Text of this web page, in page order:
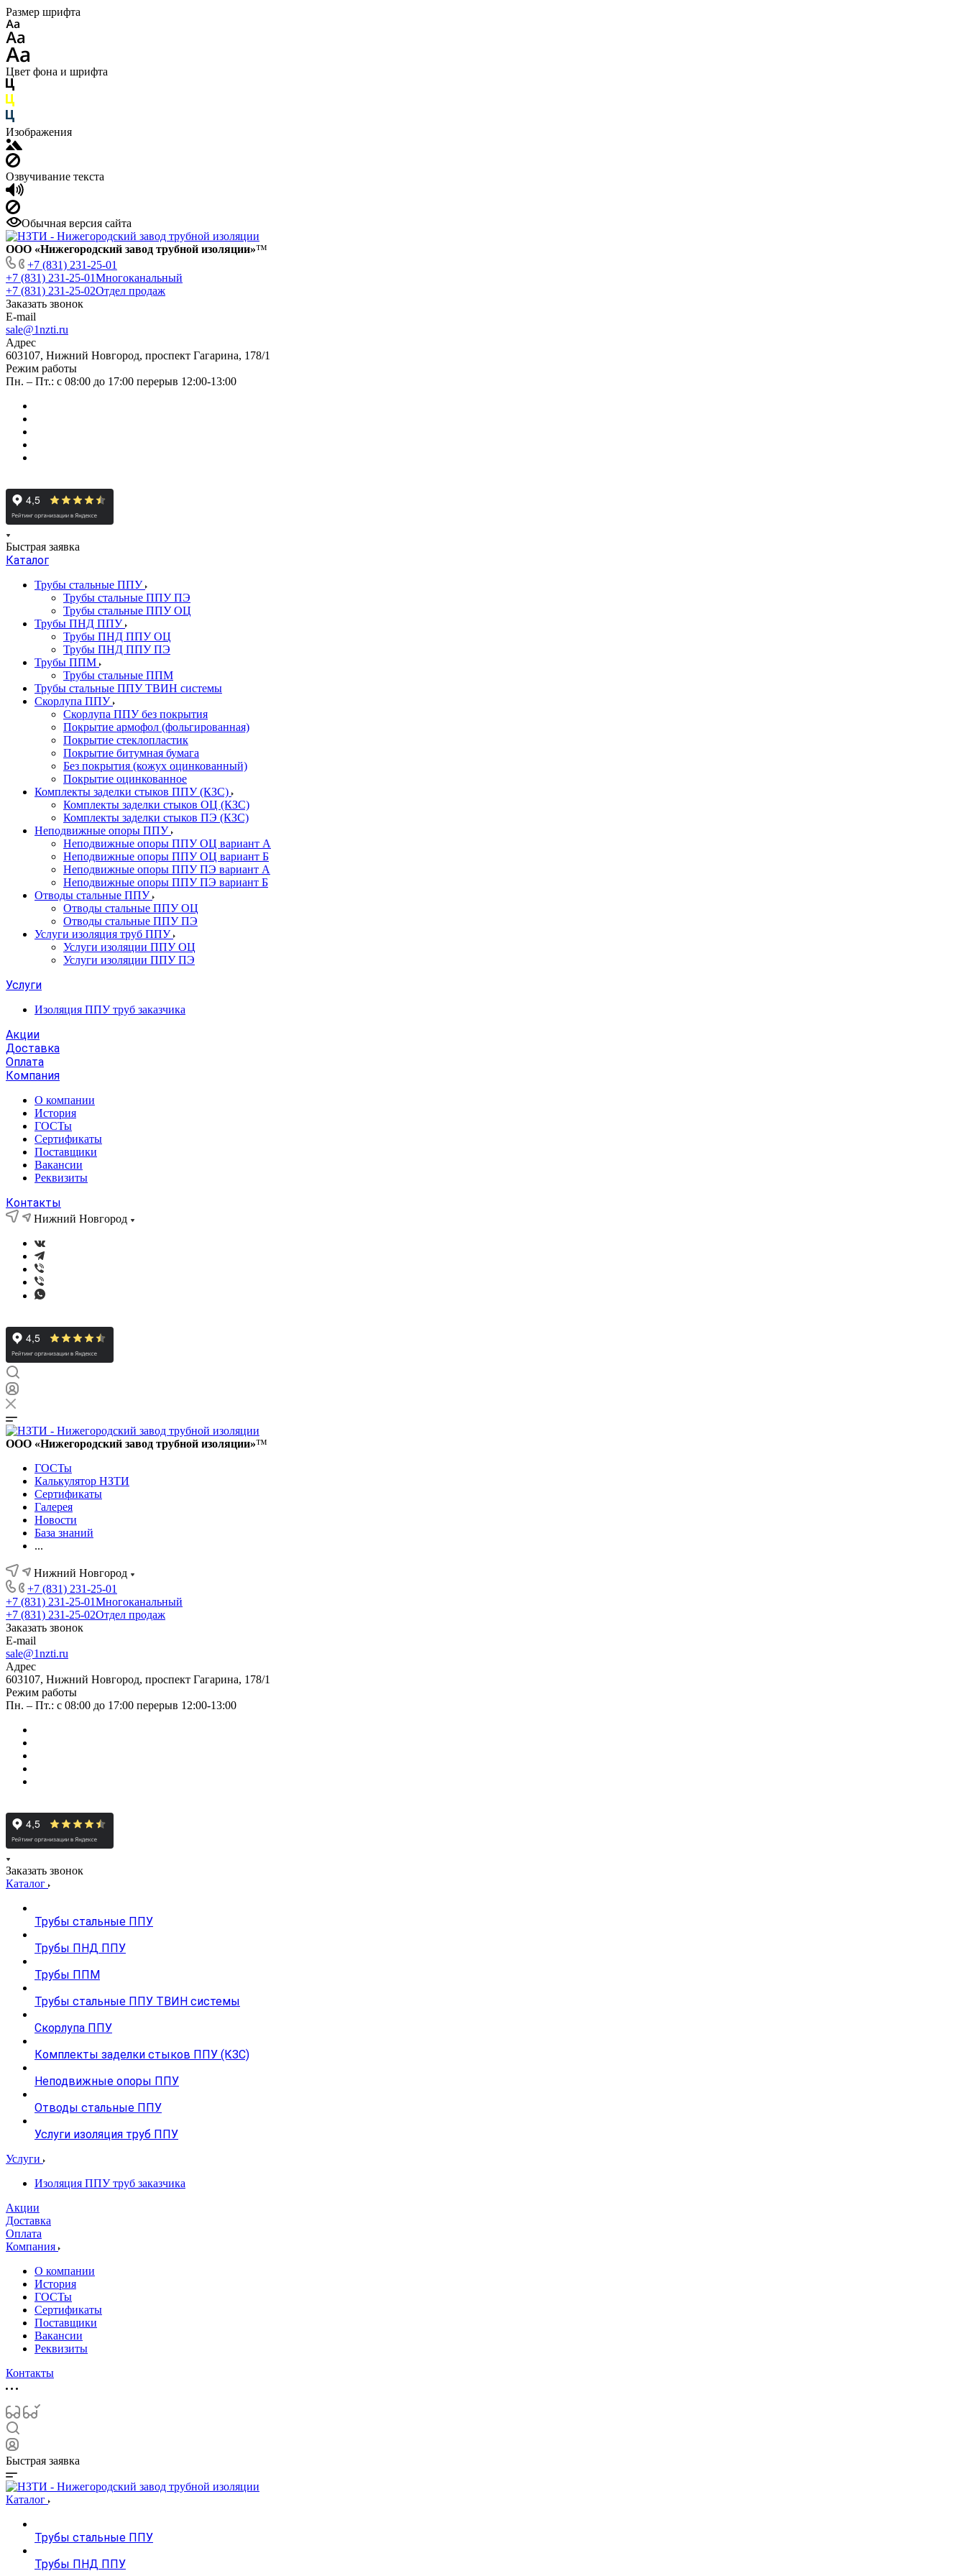
Размер шрифта
Цвет фона и шрифта
Изображения
Озвучивание текста
Обычная версия сайта
ООО «Нижегородский завод трубной изоляции»™
+7 (831) 231-25-01
+7 (831) 231-25-01Многоканальный
+7 (831) 231-25-02Отдел продаж
Заказать звонок
E-mail
sale@1nzti.ru
Адрес
603107, Нижний Новгород, проспект Гагарина, 178/1
Режим работы
Пн. – Пт.: с 08:00 до 17:00 перерыв 12:00-13:00
Быстрая заявка
Каталог
Трубы стальные ППУ
Трубы стальные ППУ ПЭ
Трубы стальные ППУ ОЦ
Трубы ПНД ППУ
Трубы ПНД ППУ ОЦ
Трубы ПНД ППУ ПЭ
Трубы ППМ
Трубы стальные ППМ
Трубы стальные ППУ ТВИН системы
Скорлупа ППУ
Скорлупа ППУ без покрытия
Покрытие армофол (фольгированная)
Покрытие стеклопластик
Покрытие битумная бумага
Без покрытия (кожух оцинкованный)
Покрытие оцинкованное
Комплекты заделки стыков ППУ (КЗС)
Комплекты заделки стыков ОЦ (КЗС)
Комплекты заделки стыков ПЭ (КЗС)
Неподвижные опоры ППУ
Неподвижные опоры ППУ ОЦ вариант А
Неподвижные опоры ППУ ОЦ вариант Б
Неподвижные опоры ППУ ПЭ вариант А
Неподвижные опоры ППУ ПЭ вариант Б
Отводы стальные ППУ
Отводы стальные ППУ ОЦ
Отводы стальные ППУ ПЭ
Услуги изоляция труб ППУ
Услуги изоляции ППУ ОЦ
Услуги изоляции ППУ ПЭ
Услуги
Изоляция ППУ труб заказчика
Акции
Доставка
Оплата
Компания
О компании
История
ГОСТы
Сертификаты
Поставщики
Вакансии
Реквизиты
Контакты
Нижний Новгород
ООО «Нижегородский завод трубной изоляции»™
ГОСТы
Калькулятор НЗТИ
Сертификаты
Галерея
Новости
База знаний
...
Нижний Новгород
+7 (831) 231-25-01
+7 (831) 231-25-01Многоканальный
+7 (831) 231-25-02Отдел продаж
Заказать звонок
E-mail
sale@1nzti.ru
Адрес
603107, Нижний Новгород, проспект Гагарина, 178/1
Режим работы
Пн. – Пт.: с 08:00 до 17:00 перерыв 12:00-13:00
Заказать звонок
Каталог
Трубы стальные ППУ
Трубы ПНД ППУ
Трубы ППМ
Трубы стальные ППУ ТВИН системы
Скорлупа ППУ
Комплекты заделки стыков ППУ (КЗС)
Неподвижные опоры ППУ
Отводы стальные ППУ
Услуги изоляция труб ППУ
Услуги
Изоляция ППУ труб заказчика
Акции
Доставка
Оплата
Компания
О компании
История
ГОСТы
Сертификаты
Поставщики
Вакансии
Реквизиты
Контакты
Быстрая заявка
Каталог
Трубы стальные ППУ
Трубы ПНД ППУ